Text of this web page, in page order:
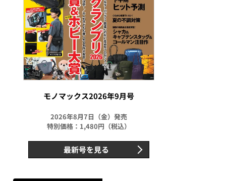
モノマックス2026年9月号
2026年8月7日（金）発売
特別価格：1,480円（税込）
最新号を見る